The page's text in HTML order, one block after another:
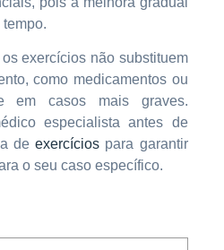
exercícios não substituem
como medicamentos ou
em casos mais graves.
especialista antes de
deexercícios para garantir
o seu caso específico.